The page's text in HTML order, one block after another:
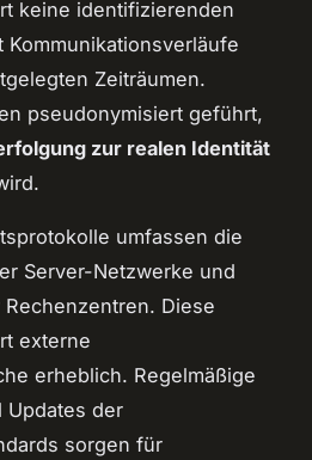
keine identifizierenden
Zeiträumen.
pseudonymisiert geführt,
zur realen Identität
umfassen die
Server-Netzwerke und
Diese
externe
erheblich. Regelmäßige
Updates der
sorgen für